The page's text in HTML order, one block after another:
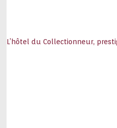
L’hôtel du Collectionneur,